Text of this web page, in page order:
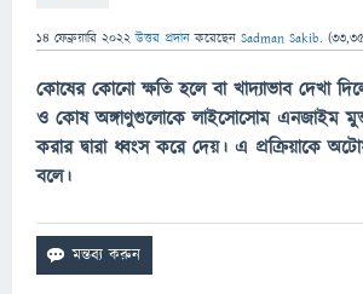
14 ফেব্রুয়ারি 2022 উত্তর প্রদান করেছেন Sadman Sakib. (
কোষের কোনো ক্ষতি হলে বা খাদ্যাভাব দেখা
ও কোষ অঙ্গাণুগুলোকে লাইসোসোম এনজাইম
করার দ্বারা ধ্বংস করে দেয়। এ প্রক্রিয়াকে
বলে।